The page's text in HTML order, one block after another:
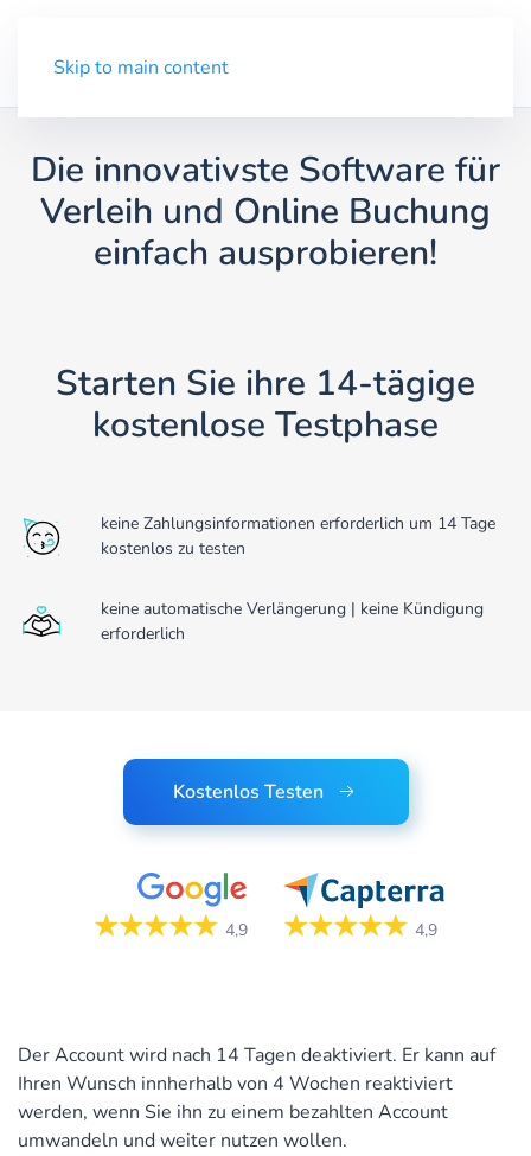
Skip to main content
Die innovativste Software für
Verleih und Online Buchung
einfach ausprobieren!
Starten Sie ihre 14-tägige
kostenlose Testphase
keine Zahlungs­infor­mationen erforderlich um 14 Tage
kostenlos zu testen
keine auto­matische Verlängerung | keine Kündigung
erforderlich
Kostenlos Testen
★★★★★ 4,9 ★★★★★ 4,9
Der Account wird nach 14 Tagen deaktiviert. Er kann auf
Ihren Wunsch innherhalb von 4 Wochen reaktiviert
werden, wenn Sie ihn zu einem bezahlten Account
umwandeln und weiter nutzen wollen.